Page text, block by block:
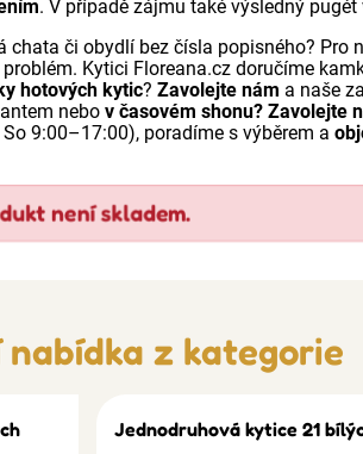
. V případě zájmu také výsledný
chata či obydlí bez čísla popisného? Pro
Kytici Floreana.cz doručíme
hotových kytic?Zavolejte nám a naše
nebov časovém shonu? Zavolejte
So 9:00–17:00), poradíme s výběrem a
není skladem.
nabídka z kategorie
Jednodruhová kytice 21